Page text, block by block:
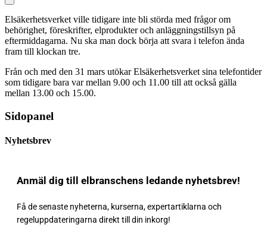
Elsäkerhetsverket ville tidigare inte bli störda med frågor om
behörighet, föreskrifter, elprodukter och anläggningstillsyn på
eftermiddagarna. Nu ska man dock börja att svara i telefon ända
fram till klockan tre.
Från och med den 31 mars utökar Elsäkerhetsverket sina telefontider
som tidigare bara var mellan 9.00 och 11.00 till att också gälla
mellan 13.00 och 15.00.
Sidopanel
Nyhetsbrev
Anmäl dig till elbranschens ledande nyhetsbrev!
Få de senaste nyheterna, kurserna, expertartiklarna och
regeluppdateringarna direkt till din inkorg!